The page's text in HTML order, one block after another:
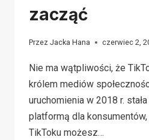
zacząć
Przez Jacka Hana czerwiec 2,
Nie ma wątpliwości, że
królem mediów
uruchomienia w 2018 r.
platformą dla
TikToku możesz…